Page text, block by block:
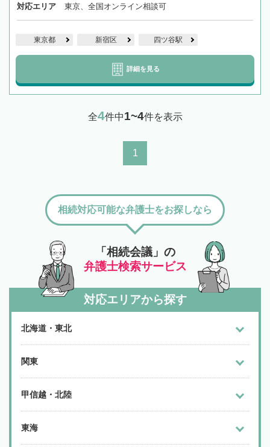
対応エリア 東京、全国オンライン相談可
東京都 新宿区 四ツ谷駅
詳細を見る
全4件中1~4件を表示
1
「相続会議」の
弁護士検索サービス
相続対応可能な弁護士をお探しなら
対応エリアから探す
北海道・東北
関東
甲信越・北陸
東海